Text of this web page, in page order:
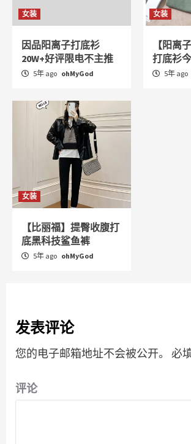
女装
因品阳离子打底衫
20W+好评限电不主推
5年 ago ohMyGod
女装
【阳离
打底衫
5年 ago
女装
【比丽福】提臀收腹打
底黑科技鲨鱼裤
5年 ago ohMyGod
发表评论
您的电子邮箱地址不会被公开。 必
评论